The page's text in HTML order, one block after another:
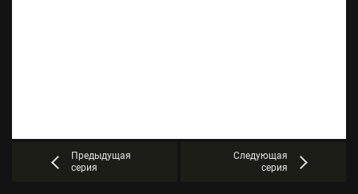
Предыдущая
серия
Следующая
серия